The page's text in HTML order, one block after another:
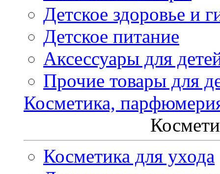
Детское здоровье и
Детское питание
Аксессуары для
Прочие товары для
Косметика,
Косметика для ухода